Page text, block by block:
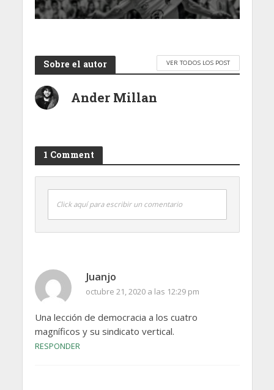
Sobre el autor VER TODOS LOS POST
Ander Millan
1 Comment
Click aquí para escribir un comentario
Juanjo
octubre 21, 2020 a las 12:29 pm
Una lección de democracia a los cuatro
magníficos y su sindicato vertical.
RESPONDER